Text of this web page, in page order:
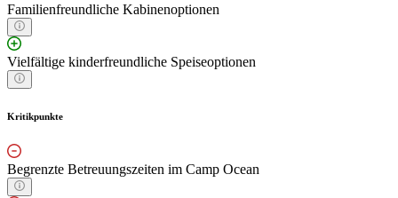
Familienfreundliche Kabinenoptionen
Vielfältige kinderfreundliche Speiseoptionen
Kritikpunkte
Begrenzte Betreuungszeiten im Camp Ocean